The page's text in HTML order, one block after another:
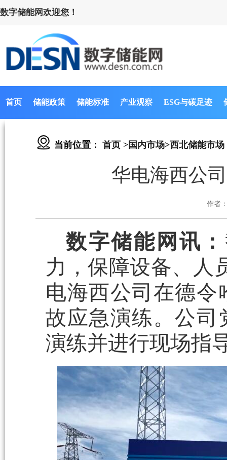
数字储能网欢迎您！
首页 储能政策 储能标准 产业观察 ESG与碳足迹
当前位置： 首页 >国内市场>西北储能市场
华电海西公
作者
数字储能网讯：
力，保障设备、人
电海西公司在德
故应急演练。公司
演练并进行现场指